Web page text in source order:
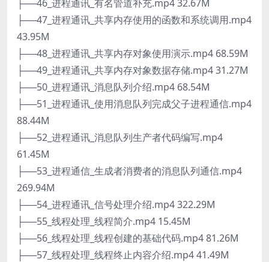
├──46_进程通讯_有名管道补充.mp4 32.67M
├──47_进程通讯_共享内存使用的函数和系统调用.mp4
43.95M
├──48_进程通讯_共享内存对象使用演示.mp4 68.59M
├──49_进程通讯_共享内存对象数据存储.mp4 31.27M
├──50_进程通讯_消息队列介绍.mp4 68.54M
├──51_进程通讯_使用消息队列完成父子进程通信.mp4
88.44M
├──52_进程通讯_消息队列生产者代码编写.mp4
61.45M
├──53_进程通信_生成者消费者的消息队列通信.mp4
269.94M
├──54_进程通讯_信号处理介绍.mp4 322.29M
├──55_线程处理_线程简介.mp4 15.45M
├──56_线程处理_线程创建的基础代码.mp4 81.26M
├──57_线程处理_线程终止内容介绍.mp4 41.49M